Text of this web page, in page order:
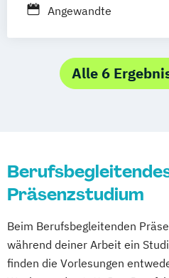
Vollzeit
Duales Studium
Angewandte
Hebammenkunde
Pflegewissenschaft
Suchthilfe/Suchttherapie
Alle 6
Präsenzstudium
Beim Berufsbegleitenden
während deiner Arbeit ein
finden die Vorlesungen